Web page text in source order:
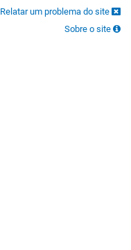
Relatar um problema do site
Sobre o site